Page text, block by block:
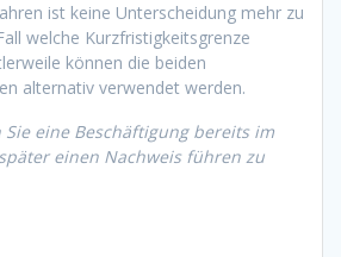
ist keine Unterscheidung mehr zu
welche Kurzfristigkeitsgrenze
können die beiden
alternativ verwendet werden.
Sie eine Beschäftigung bereits im
einen Nachweis führen zu